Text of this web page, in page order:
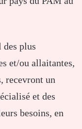
plus
et/ou allaitantes,
recevront un
et des
besoins, en